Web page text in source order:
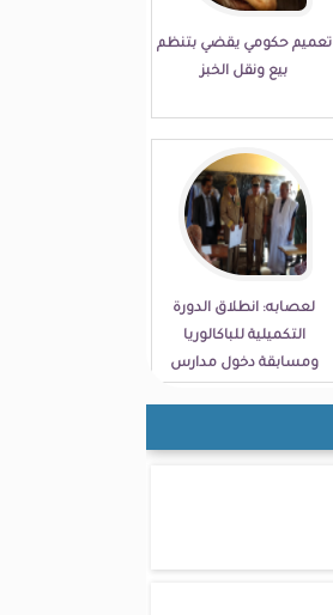
تعميم حكومي يقضي بتنظم
بيع ونقل الخبز
لعصابه: انطلاق الدورة
التكميلية للباكالوريا
ومسابقة دخول مدارس